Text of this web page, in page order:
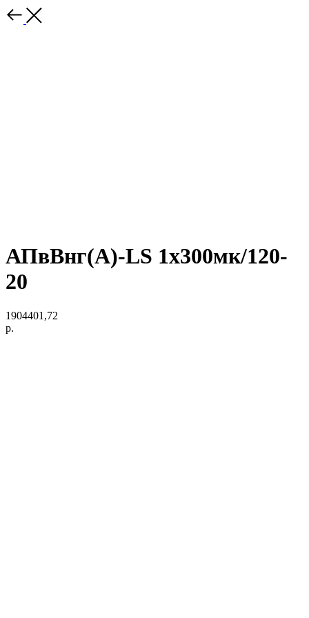
АПвВнг(A)-LS 1х300мк/120-
20
1904401,72
р.